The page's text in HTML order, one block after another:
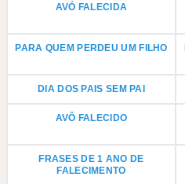
AVÓ FALECIDA
PARA QUEM PERDEU UM FILHO
DIA DOS PAIS SEM PAI
AVÔ FALECIDO
FRASES DE 1 ANO DE
FALECIMENTO